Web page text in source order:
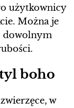
użytkownicy
Można je
dowolnym
boho
w